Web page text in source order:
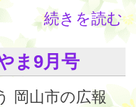
続きを読む
ま9月号
岡山市の広報